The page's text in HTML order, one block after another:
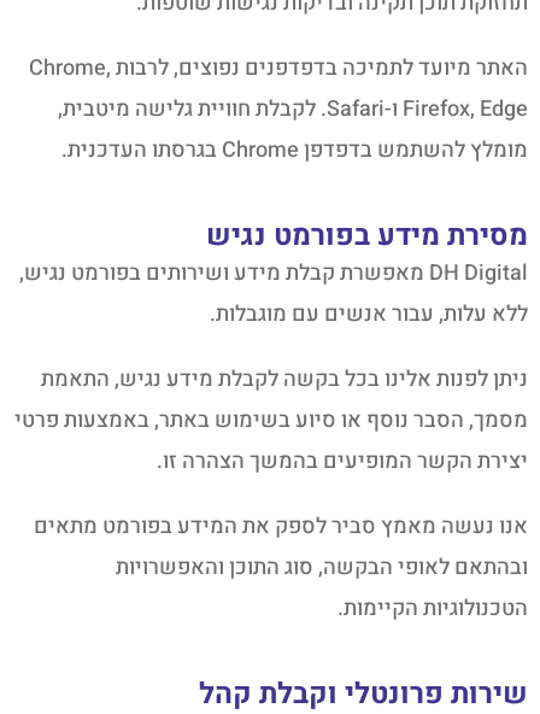
האתר מיועד לתמיכה בדפדפנים נפוצים, לרבות Chrome,
Firefox, Edge ו-Safari. לקבלת חוויית גלישה מיטבית,
מומלץ להשתמש בדפדפן Chrome בגרסתו העדכנית.
מסירת מידע בפורמט נגיש
DH Digital מאפשרת קבלת מידע ושירותים בפורמט נגיש,
ללא עלות, עבור אנשים עם מוגבלות.
ניתן לפנות אלינו בכל בקשה לקבלת מידע נגיש, התאמת
מסמך, הסבר נוסף או סיוע בשימוש באתר, באמצעות פרטי
יצירת הקשר המופיעים בהמשך הצהרה זו.
אנו נעשה מאמץ סביר לספק את המידע בפורמט מתאים
ובהתאם לאופי הבקשה, סוג התוכן והאפשרויות
הטכנולוגיות הקיימות.
שירות פרונטלי וקבלת קהל